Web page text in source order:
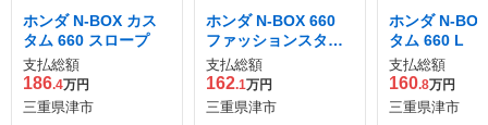
ホンダ N-BOX カス
タム 660 スロープ
支払総額
186.4万円
三重県津市
ホンダ N-BOX 660
ファッションスタイ
ル
支払総額
162.1万円
三重県津市
ホンダ N-
タム 660 L
支払総額
160.8万円
三重県津市